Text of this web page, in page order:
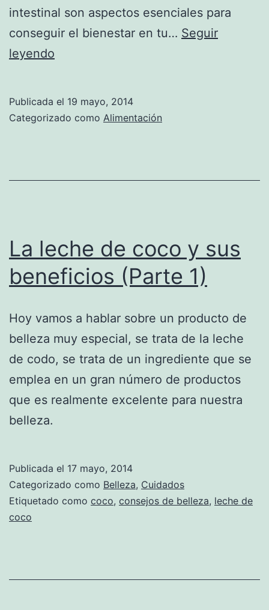
intestinal son aspectos esenciales para
conseguir el bienestar en tu… Seguir
leyendo
gracias
Publicada el 19 mayo, 2014
Categorizado como Alimentación
La leche de coco y sus
beneficios (Parte 1)
Hoy vamos a hablar sobre un producto de
belleza muy especial, se trata de la leche
de codo, se trata de un ingrediente que se
emplea en un gran número de productos
que es realmente excelente para nuestra
belleza.
Publicada el 17 mayo, 2014
Categorizado como Belleza, Cuidados
Etiquetado como coco, consejos de belleza, leche de
coco